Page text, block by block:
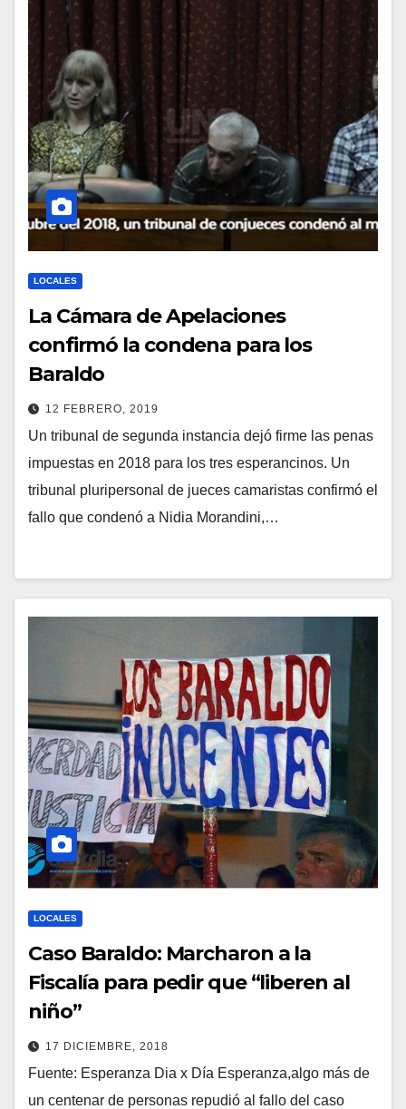
LOCALES
La Cámara de Apelaciones
confirmó la condena para los
Baraldo
12 FEBRERO, 2019
Un tribunal de segunda instancia dejó firme las penas
impuestas en 2018 para los tres esperancinos. Un
tribunal pluripersonal de jueces camaristas confirmó el
fallo que condenó a Nidia Morandini,…
LOCALES
Caso Baraldo: Marcharon a la
Fiscalía para pedir que “liberen al
niño”
17 DICIEMBRE, 2018
Fuente: Esperanza Dia x Día Esperanza,algo más de
un centenar de personas repudió al fallo del caso